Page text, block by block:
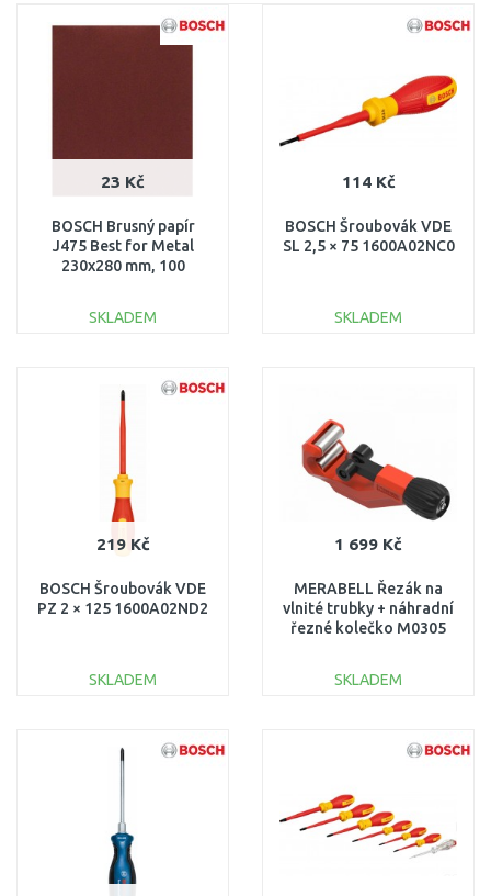
23 Kč
BOSCH Brusný papír
J475 Best for Metal
230x280 mm, 100
SKLADEM
Porovnat
114 Kč
BOSCH Šroubovák VDE
SL 2,5 × 75 1600A02NC0
SKLADEM
219 Kč
BOSCH Šroubovák VDE
PZ 2 × 125 1600A02ND2
SKLADEM
Porovnat
1 699 Kč
MERABELL Řezák na
vlnité trubky + náhradní
řezné kolečko M0305
SKLADEM